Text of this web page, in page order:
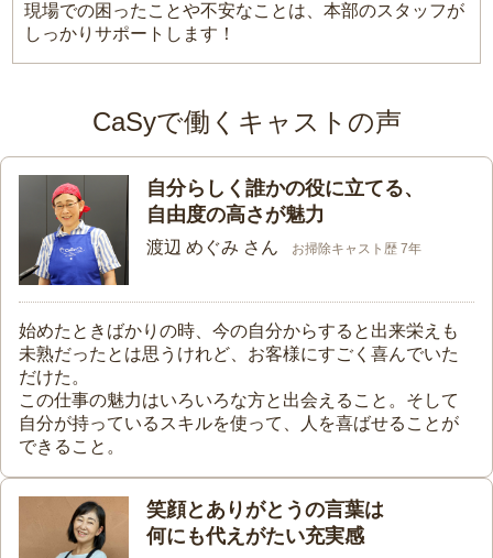
現場での困ったことや不安なことは、本部のスタッフが
しっかりサポートします！
CaSyで働くキャストの声
自分らしく誰かの役に立てる、
自由度の高さが魅力
渡辺 めぐみ さん お掃除キャスト歴 7年
始めたときばかりの時、今の自分からすると出来栄えも
未熟だったとは思うけれど、お客様にすごく喜んでいた
だけた。
この仕事の魅力はいろいろな方と出会えること。そして
自分が持っているスキルを使って、人を喜ばせることが
できること。
笑顔とありがとうの言葉は
何にも代えがたい充実感